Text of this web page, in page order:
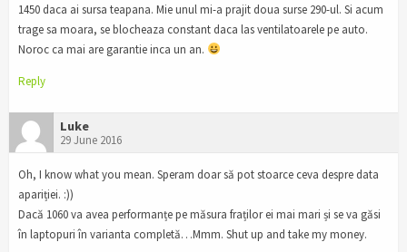
1450 daca ai sursa teapana. Mie unul mi-a prajit doua surse 290-ul. Si acum
trage sa moara, se blocheaza constant daca las ventilatoarele pe auto.
Noroc ca mai are garantie inca un an.
Reply
Luke
29 June 2016
Oh, I know what you mean. Speram doar să pot stoarce ceva despre data
apariției. :))
Dacă 1060 va avea performanțe pe măsura fraților ei mai mari și se va găsi
în laptopuri în varianta completă…Mmm. Shut up and take my money.